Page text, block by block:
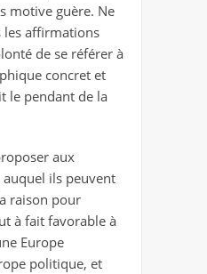
motive guère. Ne
les affirmations
de se référer à
concret et
le pendant de la
aux
ils peuvent
raison pour
à fait favorable à
Europe
politique, et